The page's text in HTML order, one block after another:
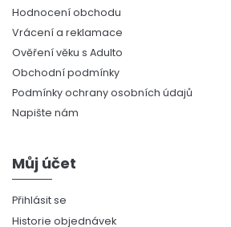
Hodnocení obchodu
Vrácení a reklamace
Ověření věku s Adulto
Obchodní podmínky
Podmínky ochrany osobních údajů
Napište nám
Můj účet
Přihlásit se
Historie objednávek